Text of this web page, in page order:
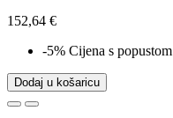
152,64 €
-5% Cijena s popustom
Dodaj u košaricu